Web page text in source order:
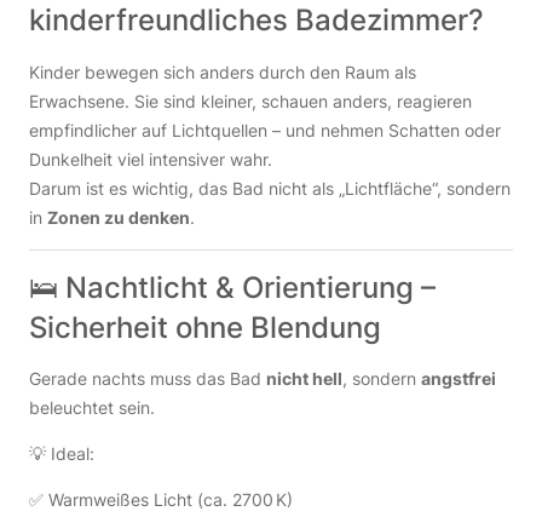
kinderfreundliches Badezimmer?
Kinder bewegen sich anders durch den Raum als
Erwachsene. Sie sind kleiner, schauen anders, reagieren
empfindlicher auf Lichtquellen – und nehmen Schatten oder
Dunkelheit viel intensiver wahr.
Darum ist es wichtig, das Bad nicht als „Lichtfläche“, sondern
in Zonen zu denken.
🛌 Nachtlicht & Orientierung –
Sicherheit ohne Blendung
Gerade nachts muss das Bad nicht hell, sondern angstfrei
beleuchtet sein.
💡 Ideal:
✅ Warmweißes Licht (ca. 2700 K)